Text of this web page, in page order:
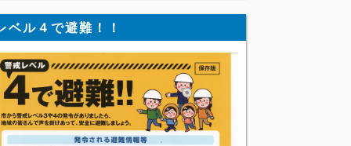
ベル４で避難！！